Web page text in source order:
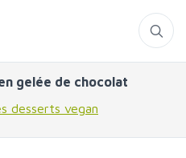
gelée de chocolat
desserts vegan